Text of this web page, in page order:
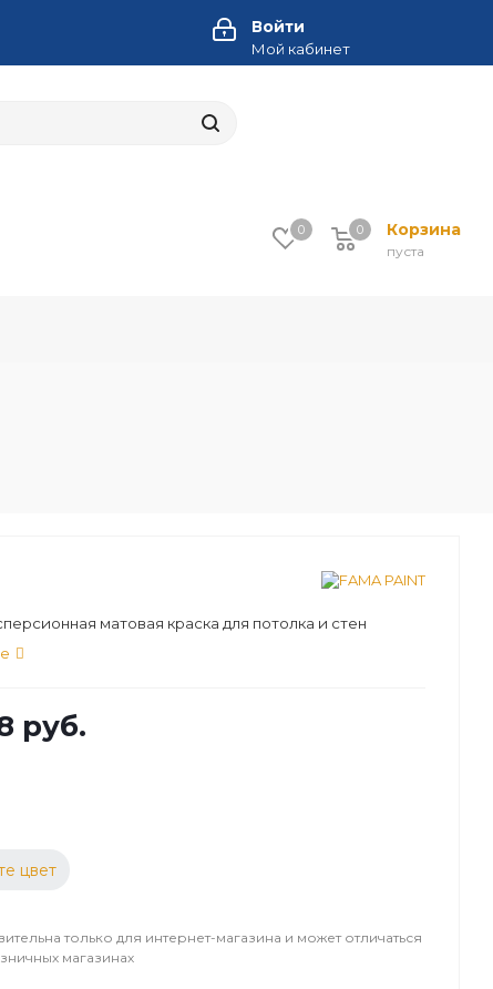
Войти
Мой кабинет
0 Корзина
пуста
0
матовая краска для потолка и стен
руб.
цвет
только для интернет-магазина и может отличаться
магазинах